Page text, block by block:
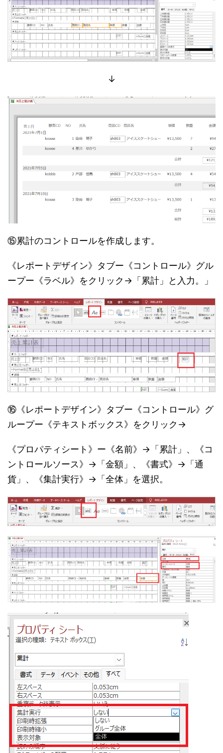
↓
⑮累計のコントロールを作成します。
《レポートデザイン》タブー《コントロール》グル
ープー《ラベル》をクリック→「累計」と入力。」
⑯《レポートデザイン》タブー《コントロール》グ
ループー《テキストボックス》をクリック→
《プロパティシート》ー《名前》→「累計」、《コ
ントロールソース》→「金額」、《書式》→「通
貨」、《集計実行》→「全体」を選択。